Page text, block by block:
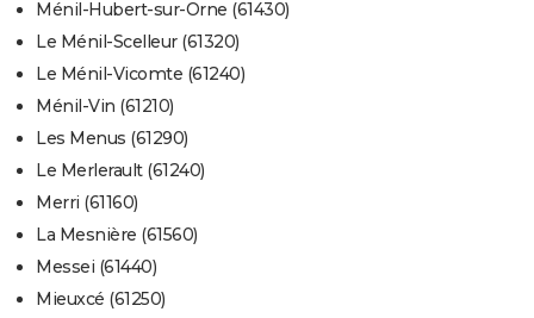
Ménil-Hubert-sur-Orne (61430)
Le Ménil-Scelleur (61320)
Le Ménil-Vicomte (61240)
Ménil-Vin (61210)
Les Menus (61290)
Le Merlerault (61240)
Merri (61160)
La Mesnière (61560)
Messei (61440)
Mieuxcé (61250)